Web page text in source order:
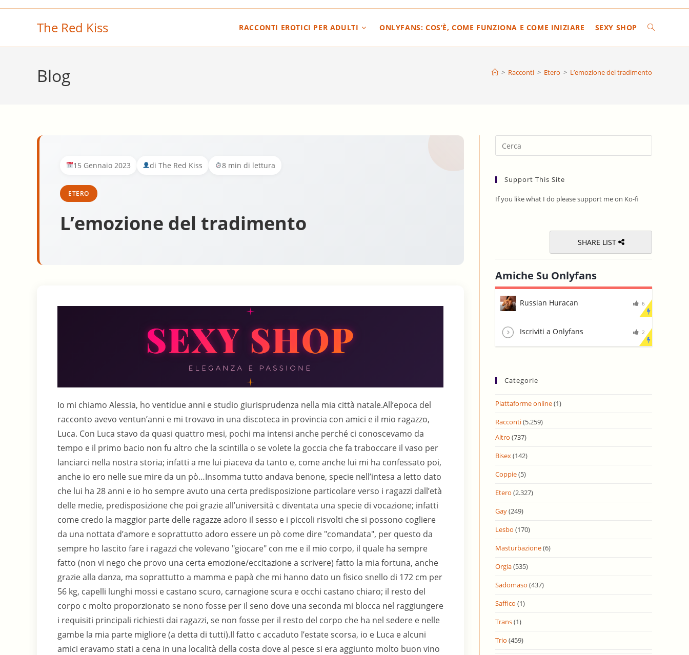
Salta
The Red Kiss RACCONTI EROTICI PER ADULTI ONLYFANS: COS’È, COME FUNZIONA E COME INIZIARE SEXY SHOP ATTIVA/
Blog > Racconti > Etero > L’emozione del tradimento
15 Gennaio 2023 di The Red Kiss 8 min di lettura
ETERO
L’emozione del tradimento
Io mi chiamo Alessia, ho ventidue anni e studio giurisprudenza nella mia città natale.All’epoca del
racconto avevo ventun’anni e mi trovavo in una discoteca in provincia con amici e il mio ragazzo,
Luca. Con Luca stavo da quasi quattro mesi, pochi ma intensi anche perché ci conoscevamo da
tempo e il primo bacio non fu altro che la scintilla o se volete la goccia che fa traboccare il vaso per
lanciarci nella nostra storia; infatti a me lui piaceva da tanto e, come anche lui mi ha confessato poi,
anche io ero nelle sue mire da un pò…Insomma tutto andava benone, specie nell’intesa a letto dato
che lui ha 28 anni e io ho sempre avuto una certa predisposizione particolare verso i ragazzi dall’età
delle medie, predisposizione che poi grazie all’università c diventata una specie di vocazione; infatti
come credo la maggior parte delle ragazze adoro il sesso e i piccoli risvolti che si possono cogliere
da una nottata d’amore e soprattutto adoro essere un pò come dire "comandata", per questo da
sempre ho lascito fare i ragazzi che volevano "giocare" con me e il mio corpo, il quale ha sempre
fatto (non vi nego che provo una certa emozione/eccitazione a scrivere) fatto la mia fortuna, anche
grazie alla danza, ma soprattutto a mamma e papà che mi hanno dato un fisico snello di 172 cm per
56 kg, capelli lunghi mossi e castano scuro, carnagione scura e occhi castano chiaro; il resto del
corpo c molto proporzionato se nono fosse per il seno dove una seconda mi blocca nel raggiungere
i requisiti principali richiesti dai ragazzi, se non fosse per il resto del corpo che ha nel sedere e nelle
gambe la mia parte migliore (a detta di tutti).Il fatto c accaduto l’estate scorsa, io e Luca e alcuni
amici eravamo stati a cena in una località della costa dove al pesce si era aggiunto molto buon vino
Escape
Support This Site
If you like what I do please support me on Ko-fi
SHARE LIST
Amiche Su Onlyfans
Russian Huracan 6
Iscriviti a Onlyfans 2
Categorie
Piattaforme online(1)
Racconti(5.259)
Altro (737)
Bisex(142)
Coppie(5)
Etero (2.327)
Gay(249)
Lesbo (170)
Masturbazione(6)
Orgia(535)
Sadomaso (437)
Saffico (1)
Trans(1)
Trio (459)